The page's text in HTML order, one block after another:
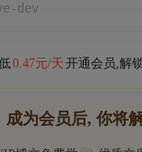
dev
0.47元/天 开通会员,解
成为会员后, 你将